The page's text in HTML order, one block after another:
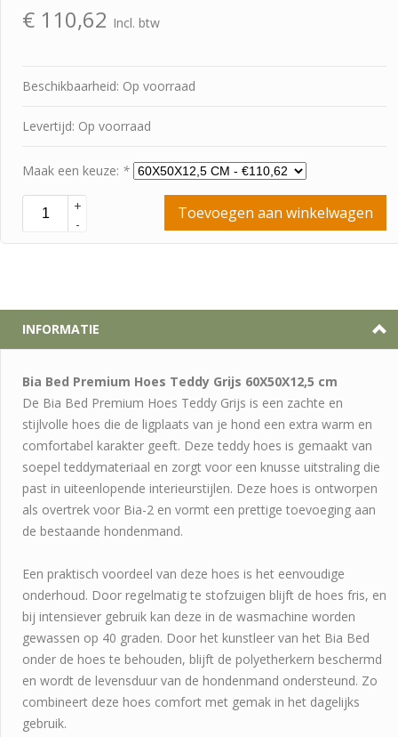
€ 110,62 Incl. btw
Beschikbaarheid: Op voorraad
Levertijd: Op voorraad
Maak een keuze: *
+
-
Toevoegen aan winkelwagen
INFORMATIE
Bia Bed Premium Hoes Teddy Grijs 60X50X12,5 cm
De Bia Bed Premium Hoes Teddy Grijs is een zachte en
stijlvolle hoes die de ligplaats van je hond een extra warm en
comfortabel karakter geeft. Deze teddy hoes is gemaakt van
soepel teddymateriaal en zorgt voor een knusse uitstraling die
past in uiteenlopende interieurstijlen. Deze hoes is ontworpen
als overtrek voor Bia-2 en vormt een prettige toevoeging aan
de bestaande hondenmand.
Een praktisch voordeel van deze hoes is het eenvoudige
onderhoud. Door regelmatig te stofzuigen blijft de hoes fris, en
bij intensiever gebruik kan deze in de wasmachine worden
gewassen op 40 graden. Door het kunstleer van het Bia Bed
onder de hoes te behouden, blijft de polyetherkern beschermd
en wordt de levensduur van de hondenmand ondersteund. Zo
combineert deze hoes comfort met gemak in het dagelijks
gebruik.